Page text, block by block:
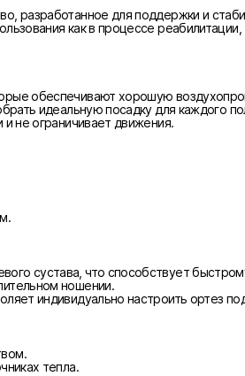
разработанное для поддержки и
как в процессе
обеспечивают хорошую
идеальную посадку для каждого
не ограничивает движения.
сустава, что способствует
ношении.
индивидуально настроить ортез
тепла.